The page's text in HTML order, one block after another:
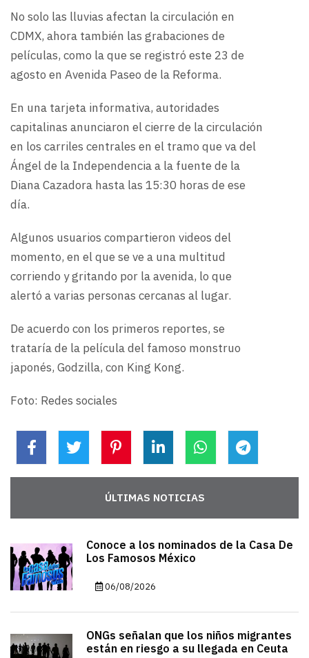
No solo las lluvias afectan la circulación en
CDMX, ahora también las grabaciones de
películas, como la que se registró este 23 de
agosto en Avenida Paseo de la Reforma.
En una tarjeta informativa, autoridades
capitalinas anunciaron el cierre de la circulación
en los carriles centrales en el tramo que va del
Ángel de la Independencia a la fuente de la
Diana Cazadora hasta las 15:30 horas de ese
día.
Algunos usuarios compartieron videos del
momento, en el que se ve a una multitud
corriendo y gritando por la avenida, lo que
alertó a varias personas cercanas al lugar.
De acuerdo con los primeros reportes, se
trataría de la película del famoso monstruo
japonés, Godzilla, con King Kong.
Foto: Redes sociales
ÚLTIMAS NOTICIAS
Conoce a los nominados de la Casa De
Los Famosos México
06/08/2026
ONGs señalan que los niños migrantes
están en riesgo a su llegada en Ceuta